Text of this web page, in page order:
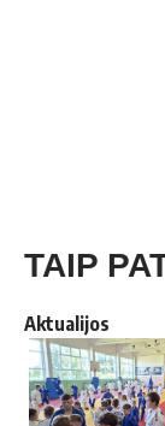
TAIP
Aktualijos